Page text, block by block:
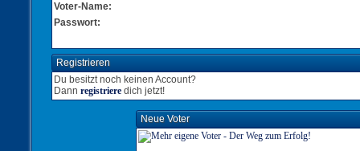
Voter-Name:
Passwort:
Registrieren
Du besitzt noch keinen Account?
Dann registriere dich jetzt!
Neue Voter